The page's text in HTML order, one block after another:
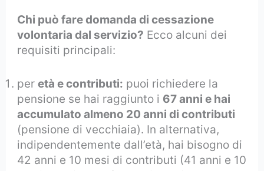
Chi può fare domanda di cessazione
volontaria dal servizio? Ecco alcuni dei
requisiti principali:
peretà e contributi: puoi richiedere la
pensione se hai raggiunto i 67 anni e hai
accumulato almeno 20 anni di contributi
(pensione di vecchiaia). In alternativa,
indipendentemente dall’età, hai bisogno di
42 anni e 10 mesi di contributi (41 anni e 10